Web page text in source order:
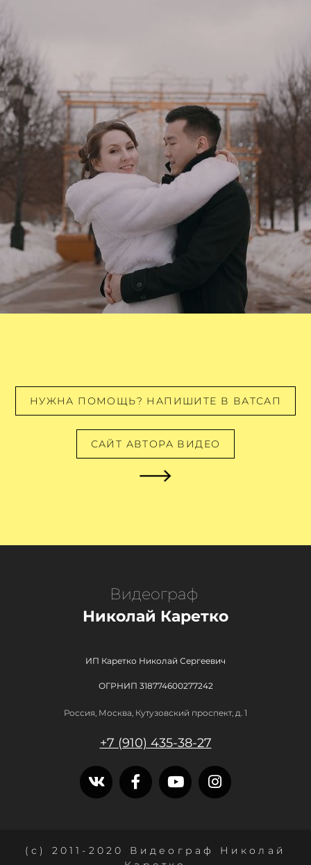
НУЖНА ПОМОЩЬ? НАПИШИТЕ В ВАТСАП
САЙТ АВТОРА ВИДЕО
Видеограф
Николай Каретко
ИП Каретко Николай Сергеевич
ОГРНИП 318774600277242
Россия, Москва, Кутузовский проспект, д. 1
+7 (910) 435-38-27
(с) 2011-2020 Видеограф Николай